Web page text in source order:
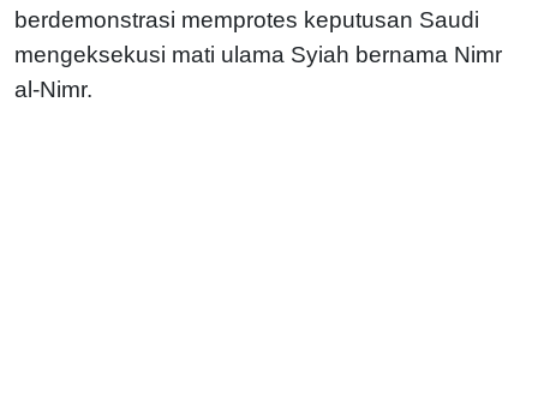
berdemonstrasi memprotes keputusan Saudi
mengeksekusi mati ulama Syiah bernama Nimr
al-Nimr.